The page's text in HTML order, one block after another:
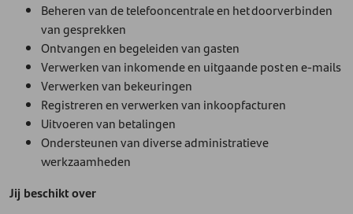
Beheren van de telefooncentrale en het doorverbinden
van gesprekken
Ontvangen en begeleiden van gasten
Verwerken van inkomende en uitgaande post en e-mails
Verwerken van bekeuringen
Registreren en verwerken van inkoopfacturen
Uitvoeren van betalingen
Ondersteunen van diverse administratieve
werkzaamheden
Jij beschikt over